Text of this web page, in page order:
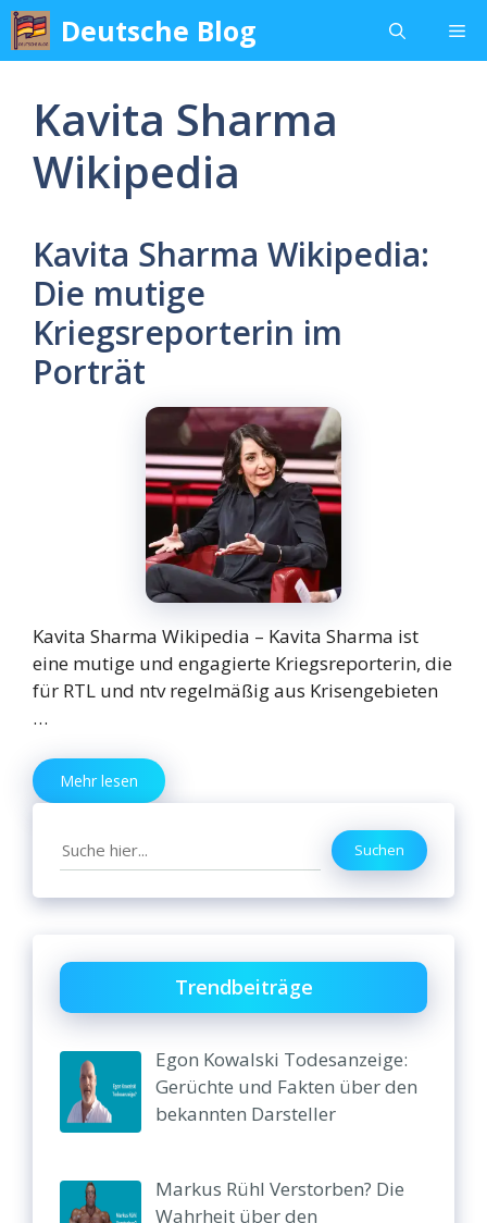
Skip
content
Deutsche Blog
Kavita Sharma
Wikipedia
Kavita Sharma Wikipedia:
Die mutige
Kriegsreporterin im
Porträt
Kavita Sharma Wikipedia – Kavita Sharma ist
eine mutige und engagierte Kriegsreporterin, die
für RTL und ntv regelmäßig aus Krisengebieten
…
Mehr lesen
Search Suchen
Trendbeiträge
Egon Kowalski Todesanzeige:
Gerüchte und Fakten über den
bekannten Darsteller
Markus Rühl Verstorben? Die
Wahrheit über den